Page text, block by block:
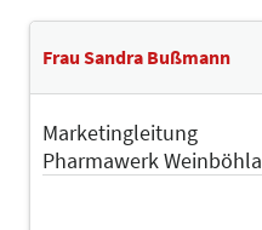
Frau Sandra Bußmann
Marketingleitung
Pharmawerk Weinböhla